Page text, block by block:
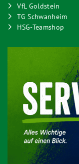
VfL Goldstein
TG Schwanheim
HSG-Teamshop